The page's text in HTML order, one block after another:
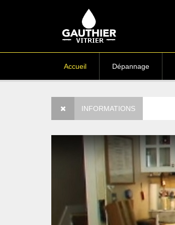
Accueil Dépannage
INFORMATIONS
- Tarifs assurances